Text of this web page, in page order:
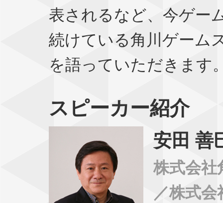
表されるなど、今ゲー
続けている角川ゲーム
を語っていただきます
スピーカー紹介
安田 善
株式会社
／株式